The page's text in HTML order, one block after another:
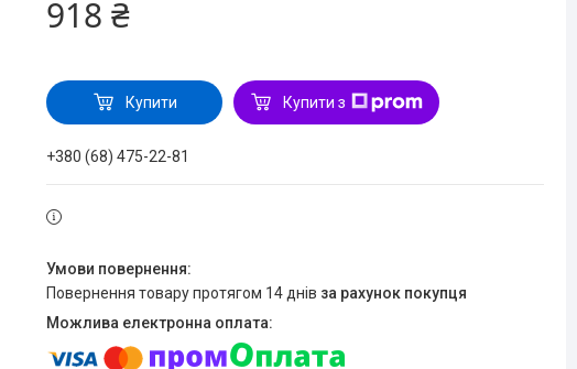
918 ₴
Купити Купити з
+380 (68) 475-22-81
повернення товару протягом 14 днів за рахунок покупця